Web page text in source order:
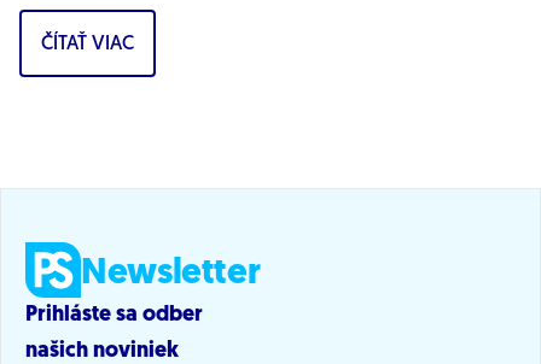
povedal podpredseda Progresívneho Slovenska a...
ČÍTAŤ VIAC
Newsletter
Prihláste sa odber
našich noviniek